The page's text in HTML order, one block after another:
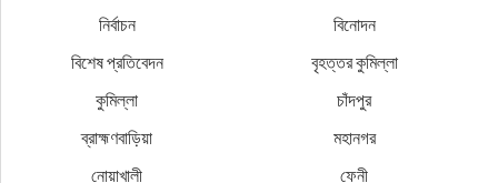
নির্বাচন
বিনোদন
বিশেষ প্রতিবেদন
বৃহত্তর কুমিল্লা
কুমিল্লা
চাঁদপুর
ব্রাহ্মণবাড়িয়া
মহানগর
নোয়াখালী
ফেনী